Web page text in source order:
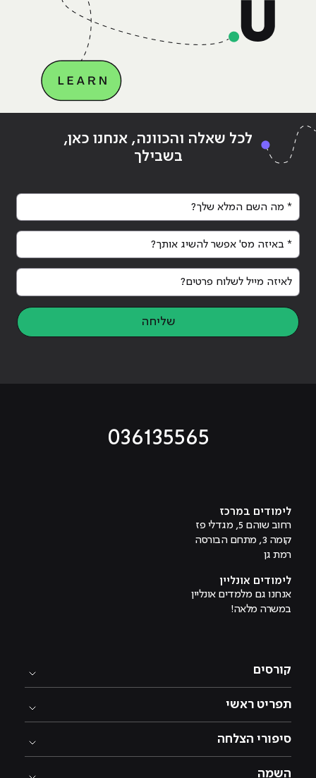
לכל שאלה והכוונה, אנחנו כאן,
בשבילך
* מה השם המלא שלך?
* באיזה מס' אפשר להשיג אותך?
לאיזה מייל לשלוח פרטים?
שליחה
036135565
לימודים במרכז
רחוב שוהם 5, מגדלי פז
קומה 3, מתחם הבורסה
רמת גן
לימודים אונליין
אנחנו גם מלמדים אונליין
במשרה מלאה!
קורסים
תפריט ראשי
סיפורי הצלחה
השמה